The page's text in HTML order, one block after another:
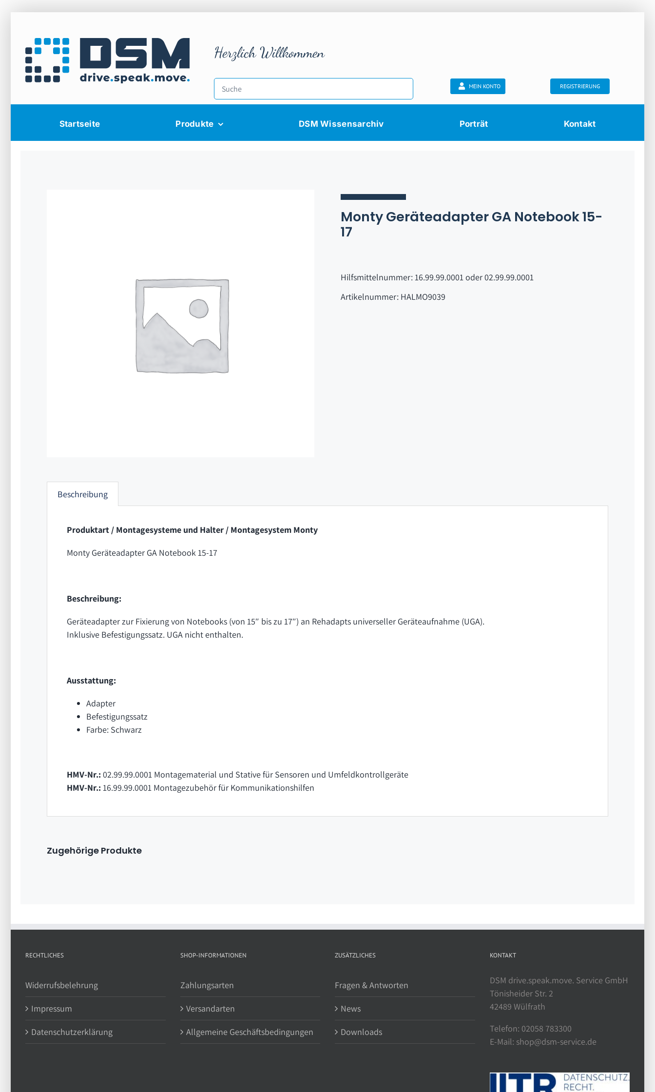
Herzlich Willkommen
MEIN KONTO REGISTRIERUNG
Startseite Produkte DSM Wissensarchiv Porträt Kontakt
Monty Geräteadapter GA Notebook 15-
17
Hilfsmittelnummer: 16.99.99.0001 oder 02.99.99.0001
Artikelnummer: HALMO9039
Beschreibung
Produktart / Montagesysteme und Halter / Montagesystem Monty
Monty Geräteadapter GA Notebook 15-17
Beschreibung:
Geräteadapter zur Fixierung von Notebooks (von 15″ bis zu 17″) an Rehadapts universeller Geräteaufnahme (UGA).
Inklusive Befestigungssatz. UGA nicht enthalten.
Ausstattung:
Adapter
Befestigungssatz
Farbe: Schwarz
HMV-Nr.: 02.99.99.0001 Montagematerial und Stative für Sensoren und Umfeldkontrollgeräte
HMV-Nr.: 16.99.99.0001 Montagezubehör für Kommunikationshilfen
Zugehörige Produkte
RECHTLICHES
Widerrufsbelehrung
Impressum
Datenschutzerklärung
SHOP-INFORMATIONEN
Zahlungsarten
Versandarten
Allgemeine Geschäftsbedingungen
ZUSÄTZLICHES
Fragen & Antworten
News
Downloads
KONTAKT
DSM drive.speak.move. Service GmbH
Tönisheider Str. 2
42489 Wülfrath
Telefon: 02058 783300
E-Mail: shop@dsm-service.de